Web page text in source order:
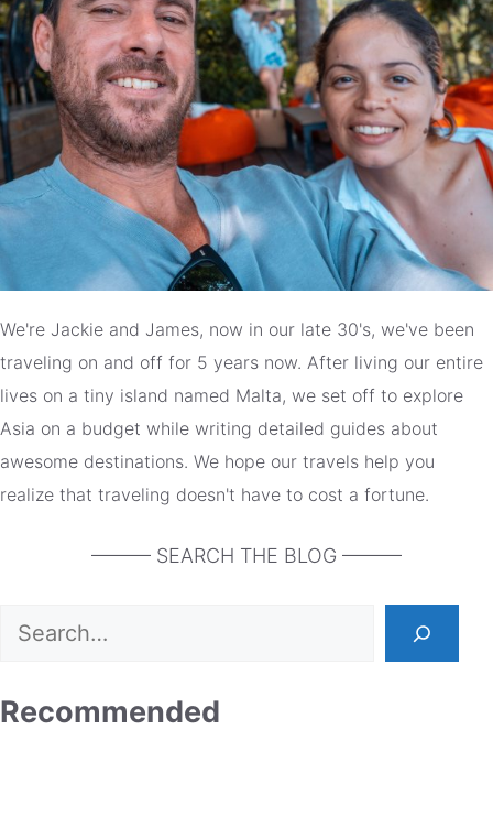
We're Jackie and James, now in our late 30's, we've been
traveling on and off for 5 years now. After living our entire
lives on a tiny island named Malta, we set off to explore
Asia on a budget while writing detailed guides about
awesome destinations. We hope our travels help you
realize that traveling doesn't have to cost a fortune.
——— SEARCH THE BLOG ———
Search
Recommended